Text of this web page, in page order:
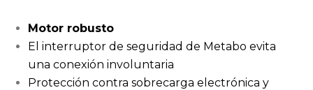
Motor robusto
El interruptor de seguridad de Metabo evita
una conexión involuntaria
Protección contra sobrecarga electrónica y